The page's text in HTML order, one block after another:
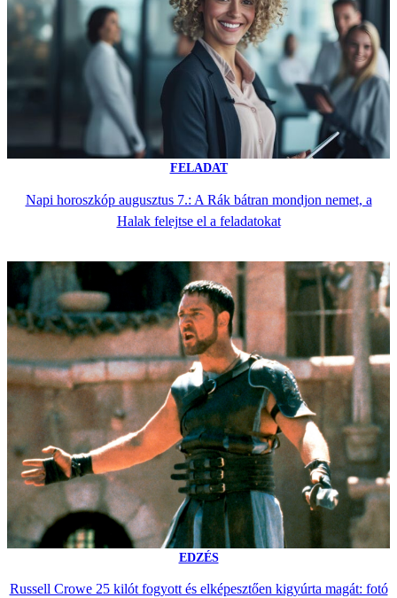
FELADAT
Napi horoszkóp augusztus 7.: A Rák bátran mondjon nemet, a
Halak felejtse el a feladatokat
EDZÉS
Russell Crowe 25 kilót fogyott és elképesztően kigyúrta magát: fotó